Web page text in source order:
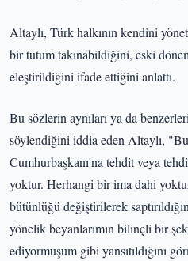
Altaylı, Türk halkının kendini
bir tutum takınabildiğini, eski
eleştirildiğini ifade ettiğini anlattı.
Bu sözlerin aynıları ya da
söylendiğini iddia eden Altaylı,
Cumhurbaşkanı'na tehdit veya
yoktur. Herhangi bir ima dahi
bütünlüğü değiştirilerek
yönelik beyanlarımın bilinçli bir
ediyormuşum gibi yansıtıldığını